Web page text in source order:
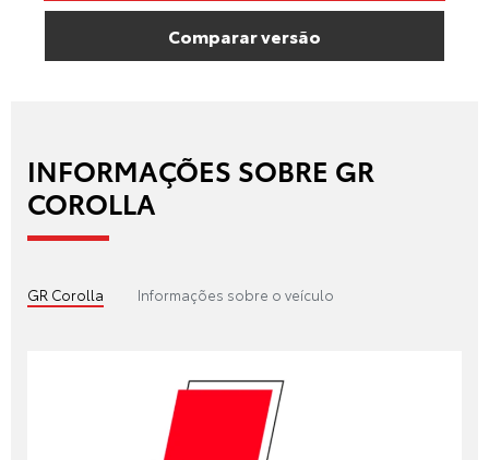
Comparar versão
INFORMAÇÕES SOBRE GR
COROLLA
GR Corolla Informações sobre o veículo